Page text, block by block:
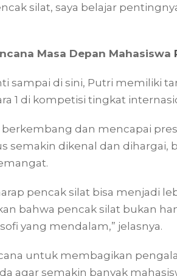
silat, saya belajar
Masa Depan Mahasiswa
sampai di sini, Putri memiliki
1 di kompetisi tingkat
berkembang dan mencapai
semakin dikenal dan dihargai,
pencak silat bisa menjadi
bahwa pencak silat bukan
yang mendalam,” jelasnya.
untuk membagikan
agar semakin banyak